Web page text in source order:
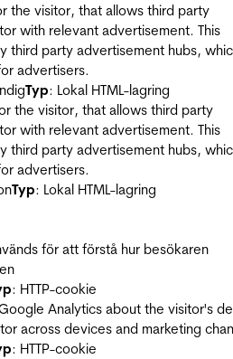
the visitor, that allows third party
with relevant advertisement. This
third party advertisement hubs,
advertisers.
Typ: Lokal HTML-lagring
the visitor, that allows third party
with relevant advertisement. This
third party advertisement hubs,
advertisers.
Typ: Lokal HTML-lagring
för att förstå hur besökaren
: HTTP-cookie
Analytics about the visitor's
across devices and marketing
: HTTP-cookie